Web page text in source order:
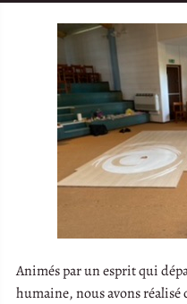
Animés par un esprit qui
humaine, nous avons